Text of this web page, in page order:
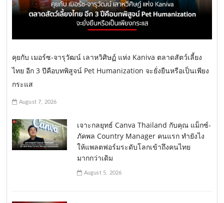
คุยกับ เมอร์ซ-จารุวัฒน์ เลาหวิศิษฏ์ แห่ง Kaniva ตลาดสัตว์เลี้ยง
ไทย อีก 3 ปีคือบทพิสูจน์ Pet Humanization จะยั่งยืนหรือเป็นเพียง
กระแส
August 7, 2026
เจาะกลยุทธ์ Canva Thailand กับคุณ แม็กซ์-
ภัคพล Country Manager คนแรก ทำยังไง
ให้แพลตฟอร์มระดับโลกเข้าถึงคนไทย
มากกว่าเดิม
August 5, 2026